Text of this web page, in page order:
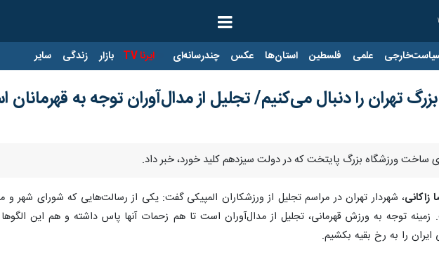
علمی فلسطین استان‌ها عکس چندرسانه‌ای ایرنا TV بازار زندگی سایر
تهران را دنبال می‌کنیم/ تجلیل از مدال‌آوران توجه به
ساخت ورزشگاه بزرگ پایتخت که در دولت سیزدهم کلید خورد، خبر داد.
زاکانی، شهردار تهران در مراسم تجلیل از ورزشکاران المپیکی گفت: یکی از رسالت‌هایی که شورای
توجه به ورزش قهرمانی، تجلیل از مدال‌آوران است تا هم زحمات آنها پاس داشته و هم این
را به رخ بقیه بکشیم.